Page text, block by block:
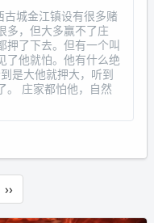
古城金江镇设有很多赌
多，但大多赢不了庄
押了下去。但有一个叫
了他就怕。他有什么绝
是大他就押大，听到
。 庄家都怕他，自然
››